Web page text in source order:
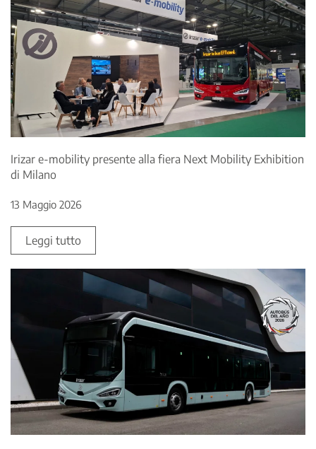
Irizar e-mobility presente alla fiera Next Mobility Exhibition
di Milano
13 Maggio 2026
Leggi tutto